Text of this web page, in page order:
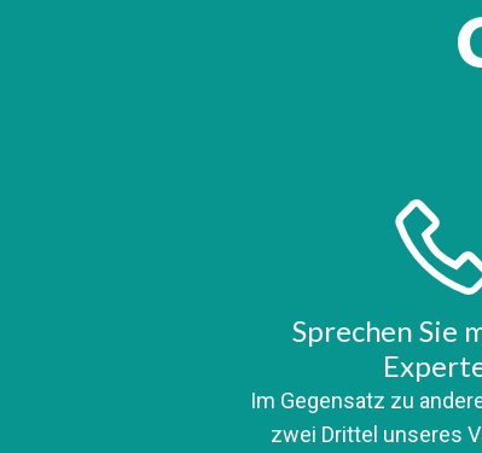
Sprechen Sie
Im Gegensatz zu
zwei Drittel unseres